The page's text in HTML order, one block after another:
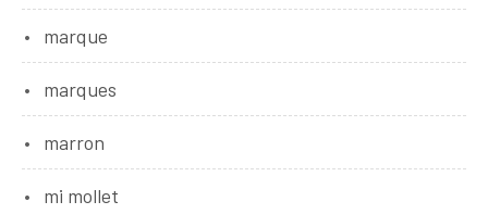
marque
marques
marron
mi mollet